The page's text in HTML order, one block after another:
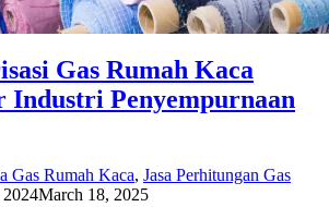
Gas Rumah Kaca
Industri Penyempurnaan
Gas Rumah Kaca, Jasa Perhitungan Gas
March 18, 2025